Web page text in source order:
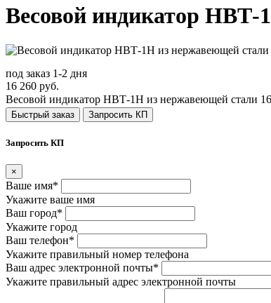
Весовой индикатор
под заказ 1-2 дня
16 260 руб.
Весовой индикатор НВТ-1Н из нержавеющей стали
Быстрый заказ
Запросить КП
Запросить КП
×
Ваше имя*
Укажите ваше имя
Ваш город*
Укажите город
Ваш телефон*
Укажите правильный номер телефона
Ваш адрес электронной почты*
Укажите правильный адрес электронной почты